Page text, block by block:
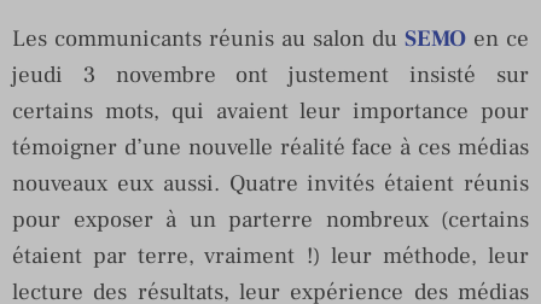
Les communicants réunis au salon du SEMO en ce
jeudi 3 novembre ont justement insisté sur
certains mots, qui avaient leur importance pour
témoigner d’une nouvelle réalité face à ces médias
nouveaux eux aussi. Quatre invités étaient réunis
pour exposer à un parterre nombreux (certains
étaient par terre, vraiment !) leur méthode, leur
lecture des résultats, leur expérience des médias